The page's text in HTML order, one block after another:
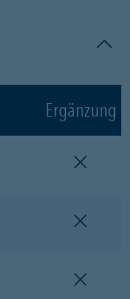
Ergänzung